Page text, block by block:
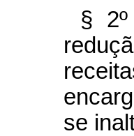
§
se